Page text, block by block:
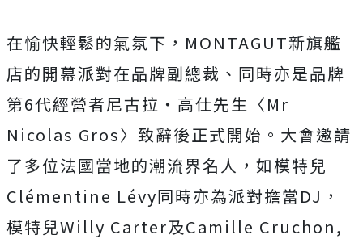
在愉快輕鬆的氣氛下，MONTAGUT新旗艦
店的開幕派對在品牌副總裁、同時亦是品牌
第6代經營者尼古拉‧高仕先生〈Mr
Nicolas Gros〉致辭後正式開始。大會邀請
了多位法國當地的潮流界名人，如模特兒
Clémentine Lévy同時亦為派對擔當DJ，
模特兒Willy Carter及Camille Cruchon,